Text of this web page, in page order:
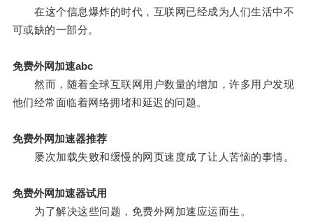
在这个信息爆炸的时代，互联网已经成为人们生活中不
可或缺的一部分。
免费外网加速abc
然而，随着全球互联网用户数量的增加，许多用户发现
他们经常面临着网络拥堵和延迟的问题。
免费外网加速器推荐
屡次加载失败和缓慢的网页速度成了让人苦恼的事情。
免费外网加速器试用
为了解决这些问题，免费外网加速应运而生。